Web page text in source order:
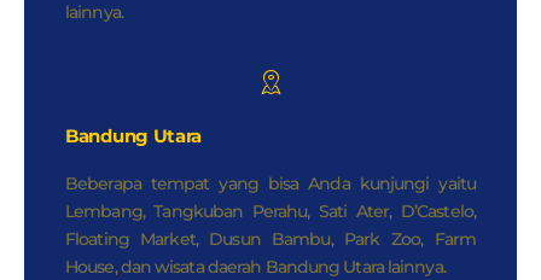
lainnya.
Bandung Utara
Beberapa tempat yang bisa Anda kunjungi yaitu
Lembang, Tangkuban Perahu, Sati Ater, D’Castelo,
Floating Market, Dusun Bambu, Park Zoo, Farm
House, dan wisata daerah Bandung Utara lainnya.